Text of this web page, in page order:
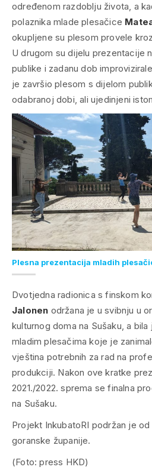
određenom razdoblju života, a
polaznika mlade plesačice
okupljene su plesom provele
U drugom su dijelu prezentacije
publike i zadanu dob
je završio plesom s dijelom
odabranoj dobi, ali ujedinjeni
Plesna prezentacija mladih
Dvotjedna radionica s finskom
Jalonen održana je u svibnju u
kulturnog doma na Sušaku, a bila
mladim plesačima koje je
vještina potrebnih za rad na
produkciji. Nakon ove kratke
2021./2022. sprema se finalna
na Sušaku.
Projekt InkubatoRI podržan je
goranske županije.
(Foto: press HKD)